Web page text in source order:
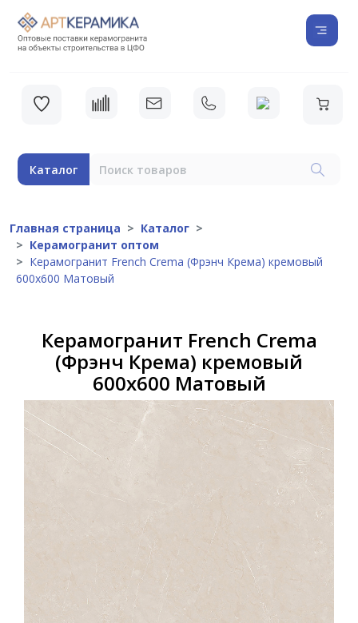
Каталог
Главная страница
Каталог
Керамогранит оптом
Керамогранит French Crema (Фрэнч Крема) кремовый
600х600 Матовый
Керамогранит French Crema
(Фрэнч Крема) кремовый
600х600 Матовый